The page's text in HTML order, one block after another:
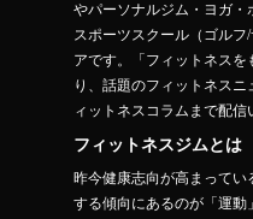
やパーソナルジム・ヨガ・
スポーツスクール（ゴルフ
アです。「フィットネス
り、話題のフィットネス
ィットネスコラムまで配信
フィットネスジムとは
昨今健康志向が高まって
する傾向にあるのが「運動